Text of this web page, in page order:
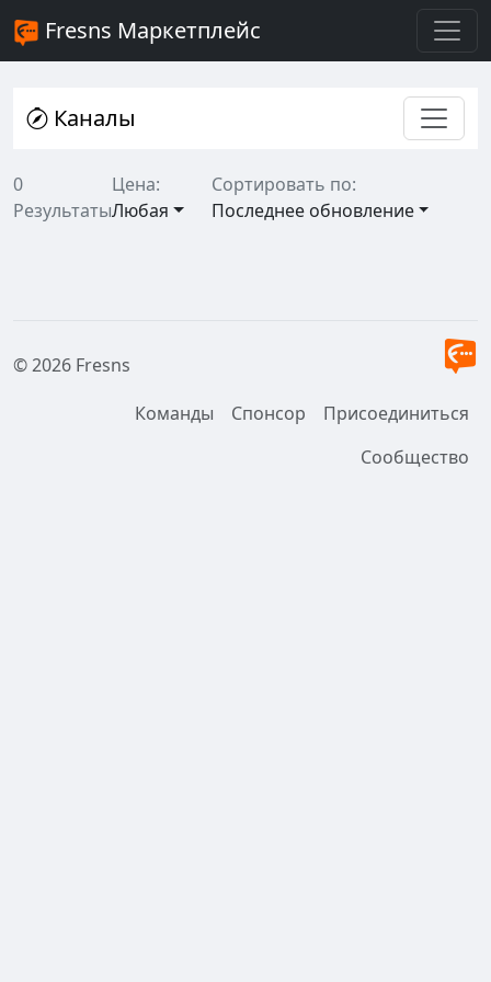
Fresns Маркетплейс
Каналы
0
Результаты
Цена:
Любая
Сортировать по:
Последнее обновление
© 2026 Fresns
Команды
Спонсор
Присоединиться
Сообщество